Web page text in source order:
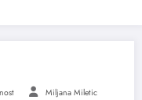
Miljana Miletic